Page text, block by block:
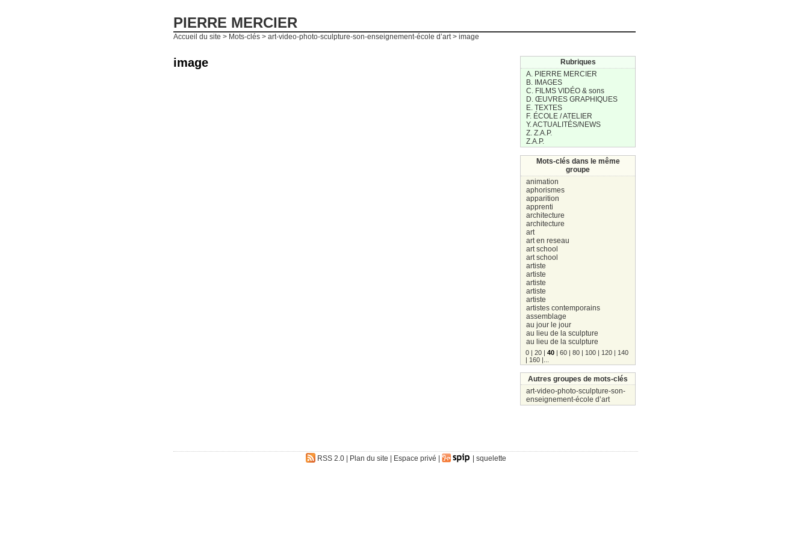
PIERRE MERCIER
Accueil du site > Mots-clés > art-video-photo-sculpture-son-enseignement-école d’art > image
image
Rubriques
A. PIERRE MERCIER
B. IMAGES
C. FILMS VIDÉO & sons
D. ŒUVRES GRAPHIQUES
E. TEXTES
F. ÉCOLE / ATELIER
Y. ACTUALITÉS/NEWS
Z. Z.A.P.
Z.A.P.
Mots-clés dans le même
groupe
animation
aphorismes
apparition
apprenti
architecture
architecture
art
art en reseau
art school
art school
artiste
artiste
artiste
artiste
artiste
artistes contemporains
assemblage
au jour le jour
au lieu de la sculpture
au lieu de la sculpture
0| 20| 40| 60| 80| 100| 120| 140
| 160|
Autres groupes de mots-clés
art-video-photo-sculpture-son-
enseignement-école d’art
RSS 2.0| Plan du site Espace privé squelette